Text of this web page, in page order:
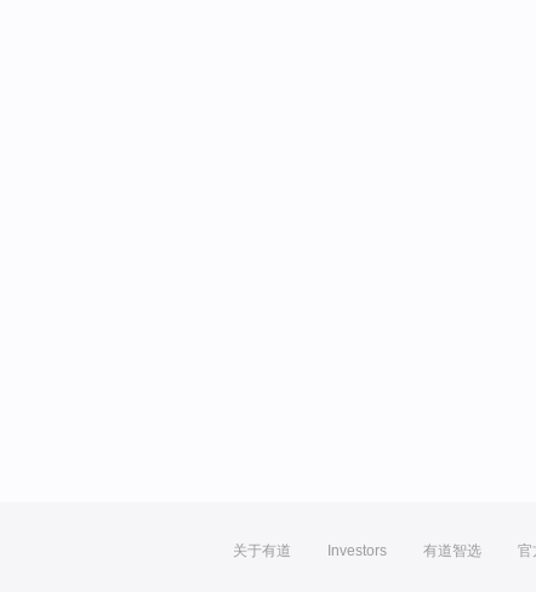
关于有道 Investors 有道智选 官